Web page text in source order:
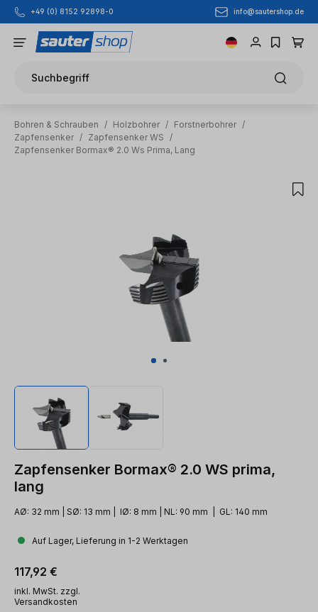
Zum Hauptinhalt springen
+49 (0) 8152 92898-0 info@sautershop.de
Suchbegriff
Bohren & Schrauben / Holzbohrer / Forstnerbohrer /
Zapfensenker / Zapfensenker WS
/
Zapfensenker Bormax® 2.0 Ws Prima, Lang
Zapfensenker Bormax® 2.0 WS prima,
lang
AØ: 32 mm | SØ: 13 mm | IØ: 8 mm | NL: 90 mm | GL: 140 mm
Auf Lager, Lieferung in 1-2 Werktagen
Regulärer Preis:
117,92 €
inkl. MwSt. zzgl.
Versandkosten